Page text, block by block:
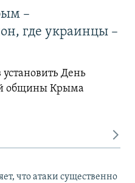
–
где украинцы –
установить День
общины Крыма
что атаки существенно